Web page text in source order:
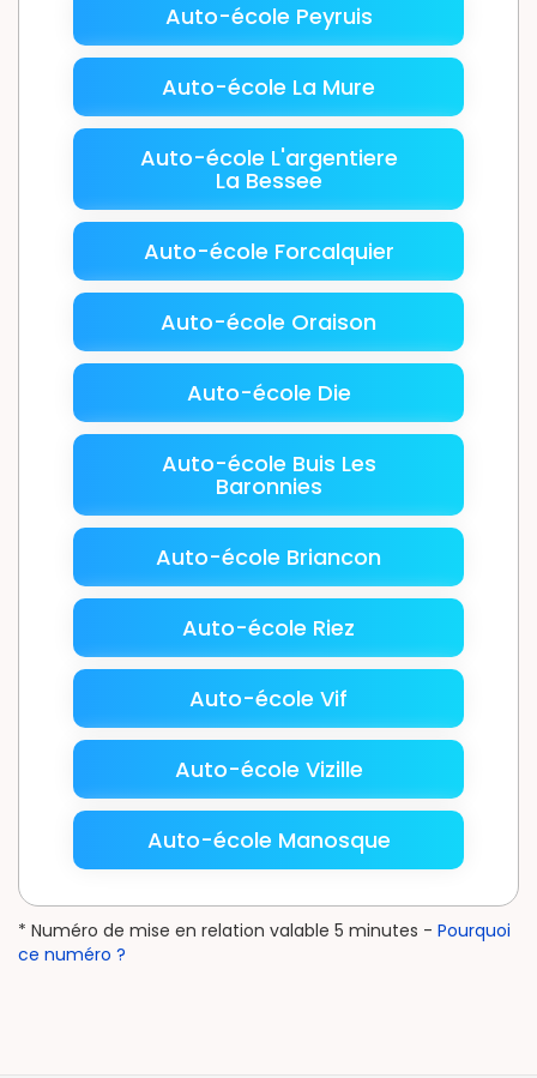
Auto-école Peyruis
Auto-école La Mure
Auto-école L'argentiere
La Bessee
Auto-école Forcalquier
Auto-école Oraison
Auto-école Die
Auto-école Buis Les
Baronnies
Auto-école Briancon
Auto-école Riez
Auto-école Vif
Auto-école Vizille
Auto-école Manosque
* Numéro de mise en relation valable 5 minutes - Pourquoi
ce numéro ?